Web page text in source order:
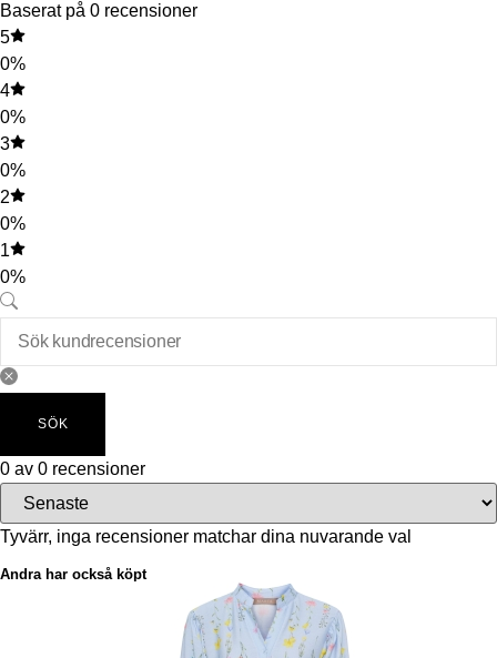
Baserat på 0 recensioner
5
0%
4
0%
3
0%
2
0%
1
0%
SÖK
0 av 0 recensioner
Tyvärr, inga recensioner matchar dina nuvarande val
Andra har också köpt